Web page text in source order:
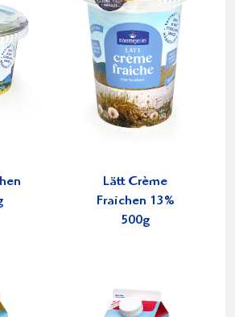
Lätt Crème
Fraichen 13%
500g